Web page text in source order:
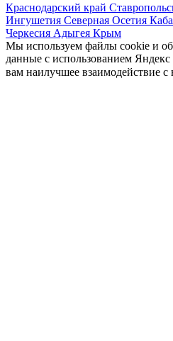
Краснодарский край
Ингушетия Северная Осетия
Черкесия Адыгея Крым
Мы используем файлы cookie и
данные с использованием
вам наилучшее взаимодействие